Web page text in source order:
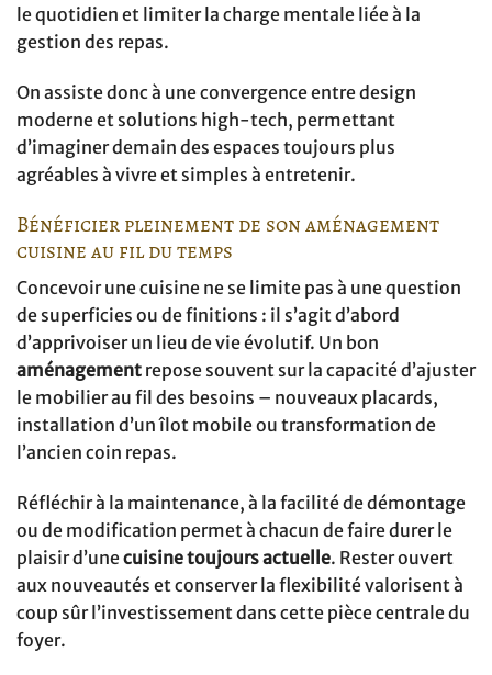
le quotidien et limiter la charge mentale liée à la
gestion des repas.
On assiste donc à une convergence entre design
moderne et solutions high-tech, permettant
d’imaginer demain des espaces toujours plus
agréables à vivre et simples à entretenir.
Bénéficier pleinement de son aménagement
cuisine au fil du temps
Concevoir une cuisine ne se limite pas à une question
de superficies ou de finitions : il s’agit d’abord
d’apprivoiser un lieu de vie évolutif. Un bon
aménagement repose souvent sur la capacité d’ajuster
le mobilier au fil des besoins – nouveaux placards,
installation d’un îlot mobile ou transformation de
l’ancien coin repas.
Réfléchir à la maintenance, à la facilité de démontage
ou de modification permet à chacun de faire durer le
plaisir d’unecuisine toujours actuelle. Rester ouvert
aux nouveautés et conserver la flexibilité valorisent à
coup sûr l’investissement dans cette pièce centrale du
foyer.